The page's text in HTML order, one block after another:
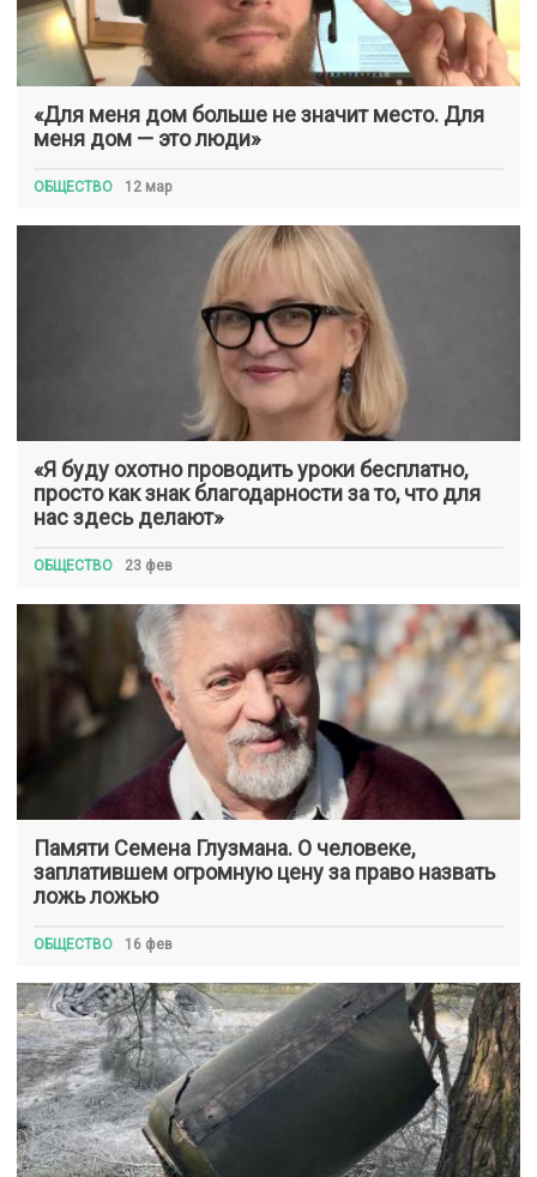
«Для меня дом больше не значит место. Для
меня дом — это люди»
ОБЩЕСТВО 12 мар
«Я буду охотно проводить уроки бесплатно,
просто как знак благодарности за то, что для
нас здесь делают»
ОБЩЕСТВО 23 фев
Памяти Семена Глузмана. О человеке,
заплатившем огромную цену за право назвать
ложь ложью
ОБЩЕСТВО 16 фев